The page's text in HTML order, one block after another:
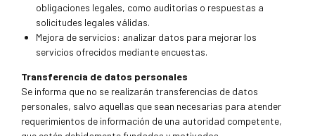
obligaciones legales, como auditorias o respuestas a
solicitudes legales válidas.
Mejora de servicios: analizar datos para mejorar los
servicios ofrecidos mediante encuestas.
Transferencia de datos personales
Se informa que no se realizarán transferencias de datos
personales, salvo aquellas que sean necesarias para atender
requerimientos de información de una autoridad competente,